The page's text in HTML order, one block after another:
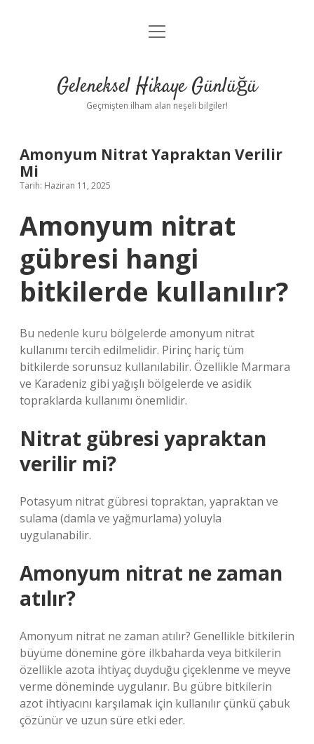
Anasayfa
Yasal Uyarı
menüyü
Geleneksel Hikaye Günlüğü
Geçmişten ilham alan neşeli bilgiler!
Amonyum Nitrat Yapraktan Verilir
Mi
Tarih: Haziran 11, 2025
Amonyum nitrat
gübresi hangi
bitkilerde kullanılır?
Bu nedenle kuru bölgelerde amonyum nitrat
kullanımı tercih edilmelidir. Pirinç hariç tüm
bitkilerde sorunsuz kullanılabilir. Özellikle Marmara
ve Karadeniz gibi yağışlı bölgelerde ve asidik
topraklarda kullanımı önemlidir.
Nitrat gübresi yapraktan
verilir mi?
Potasyum nitrat gübresi topraktan, yapraktan ve
sulama (damla ve yağmurlama) yoluyla
uygulanabilir.
Amonyum nitrat ne zaman
atılır?
Amonyum nitrat ne zaman atılır? Genellikle bitkilerin
büyüme dönemine göre ilkbaharda veya bitkilerin
özellikle azota ihtiyaç duyduğu çiçeklenme ve meyve
verme döneminde uygulanır. Bu gübre bitkilerin
azot ihtiyacını karşılamak için kullanılır çünkü çabuk
çözünür ve uzun süre etki eder.